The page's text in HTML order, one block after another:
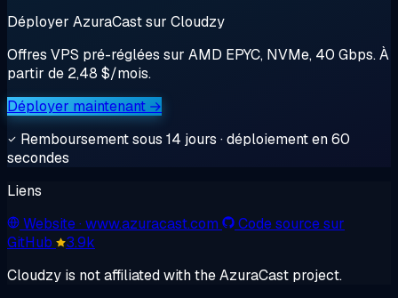
Déployer AzuraCast sur Cloudzy
Offres VPS pré-réglées sur AMD EPYC, NVMe, 40 Gbps. À
partir de 2,48 $/mois.
Déployer maintenant →
Remboursement sous 14 jours · déploiement en 60
secondes
Liens
Website· www.azuracast.com
Code source sur
GitHub
3.9k
Cloudzy is not affiliated with the AzuraCast project.